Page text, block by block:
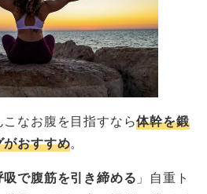
なお腹を目指すなら体幹を鍛
おすすめ。
吸で腹筋を引き締める 」自重ト